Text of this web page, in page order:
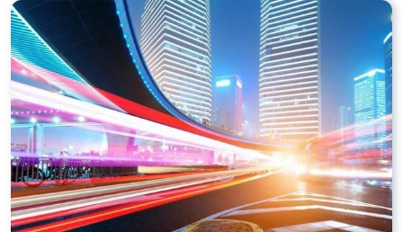
实一个企业的合法，有质量保证了？这就是ISO9001
认证体现价值的时候，那么键锋小编就来细说下企业
做ISO9001认证的根本原因。